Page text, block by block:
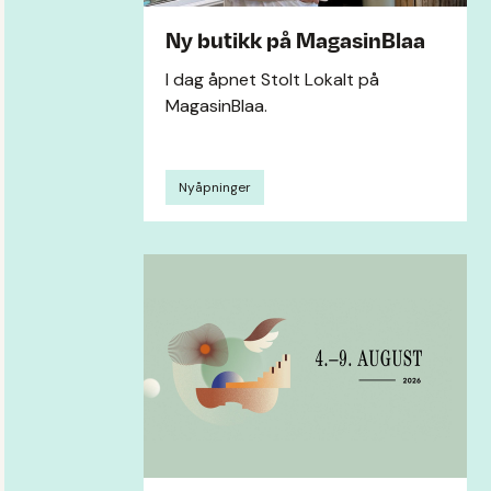
Ny butikk på MagasinBlaa
I dag åpnet Stolt Lokalt på
MagasinBlaa.
Nyåpninger